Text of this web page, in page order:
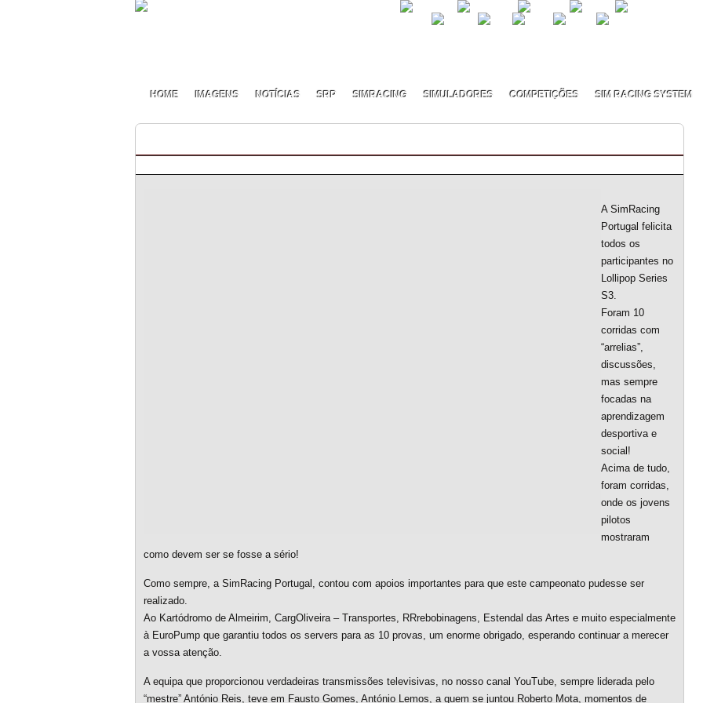
HOME IMAGENS NOTÍCIAS SRP SIMRACING SIMULADORES COMPETIÇÕES SIM RACING SYSTEM
A SimRacing
Portugal felicita
todos os
participantes no
Lollipop Series
S3.
Foram 10
corridas com
“arrelias”,
discussões,
mas sempre
focadas na
aprendizagem
desportiva e
social!
Acima de tudo,
foram corridas,
onde os jovens
pilotos
mostraram
como devem ser se fosse a sério!
Como sempre, a SimRacing Portugal, contou com apoios importantes para que este campeonato pudesse ser
realizado.
Ao Kartódromo de Almeirim, CargOliveira – Transportes, RRrebobinagens, Estendal das Artes e muito especialmente
à EuroPump que garantiu todos os servers para as 10 provas, um enorme obrigado, esperando continuar a merecer
a vossa atenção.
A equipa que proporcionou verdadeiras transmissões televisivas, no nosso canal YouTube, sempre liderada pelo
“mestre” António Reis, teve em Fausto Gomes, António Lemos, a quem se juntou Roberto Mota, momentos de